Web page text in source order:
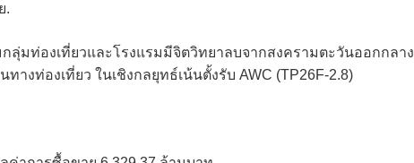
.
กลุ่มท่องเที่ยวและโรงแรมมีจิตวิทยาลบจากสงครามตะวันออกกลาง
งท่องเที่ยว ในเชิงกลยุทธ์เน้นตั้งรับ AWC (TP26F-2.8)